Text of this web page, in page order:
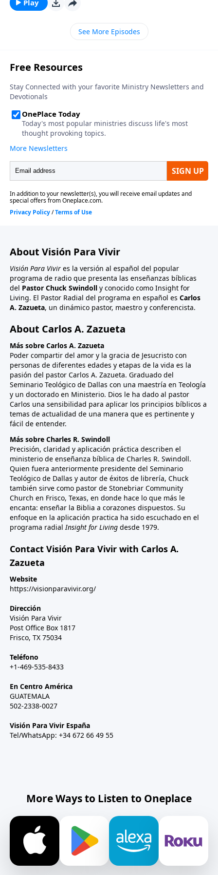
rescatados del ejercito del faraón, sustentados por la
provisión milagrosa de Dios en el desierto. Sin
embargo, ellos se habían vuelto duros e insensibles
convertido en un cruel tirano.
Play
See More Episodes
About Visión Para Vivir
Visión Para Vivir es la versión al español del popular
programa de radio que presenta las enseñanzas bíblicas
del Pastor Chuck Swindoll y conocido como Insight for
Living. El Pastor Radial del programa en español es Carlos
A. Zazueta, un dinámico pastor, maestro y conferencista.
About Carlos A. Zazueta
Más sobre Carlos A. Zazueta
Poder compartir del amor y la gracia de Jesucristo con
personas de diferentes edades y etapas de la vida es la
pasión del pastor Carlos A. Zazueta. Graduado del
Seminario Teológico de Dallas con una maestría en Teología
y un doctorado en Ministerio. Dios le ha dado al pastor
Carlos una sensibilidad para aplicar los principios bíblicos a
temas de actualidad de una manera que es pertinente y
fácil de entender.
Más sobre Charles R. Swindoll
Precisión, claridad y aplicación práctica describen el
ministerio de enseñanza bíblica de Charles R. Swindoll.
Quien fuera anteriormente presidente del Seminario
Teológico de Dallas y autor de éxitos de librería, Chuck
también sirve como pastor de Stonebriar Community
Church en Frisco, Texas, en donde hace lo que más le
encanta: enseñar la Biblia a corazones dispuestos. Su
enfoque en la aplicación practica ha sido escuchado en el
programa radialInsight for Living desde 1979.
Contact Visión Para Vivir with Carlos A.
Zazueta
Website
https://visionparavivir.org/
Dirección
Visión Para Vivir
Post Office Box 1817
Frisco, TX 75034
Teléfono
+1-469-535-8433
En Centro América
GUATEMALA
502-2338-0027
Visión Para Vivir España
Tel/WhatsApp: +34 672 66 49 55
More Ways to Listen to Oneplace